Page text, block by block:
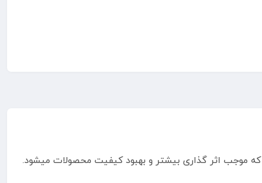
میباشد که موجب اثر گذاری بیشتر و بهبود کیفیت محصولات میشود.